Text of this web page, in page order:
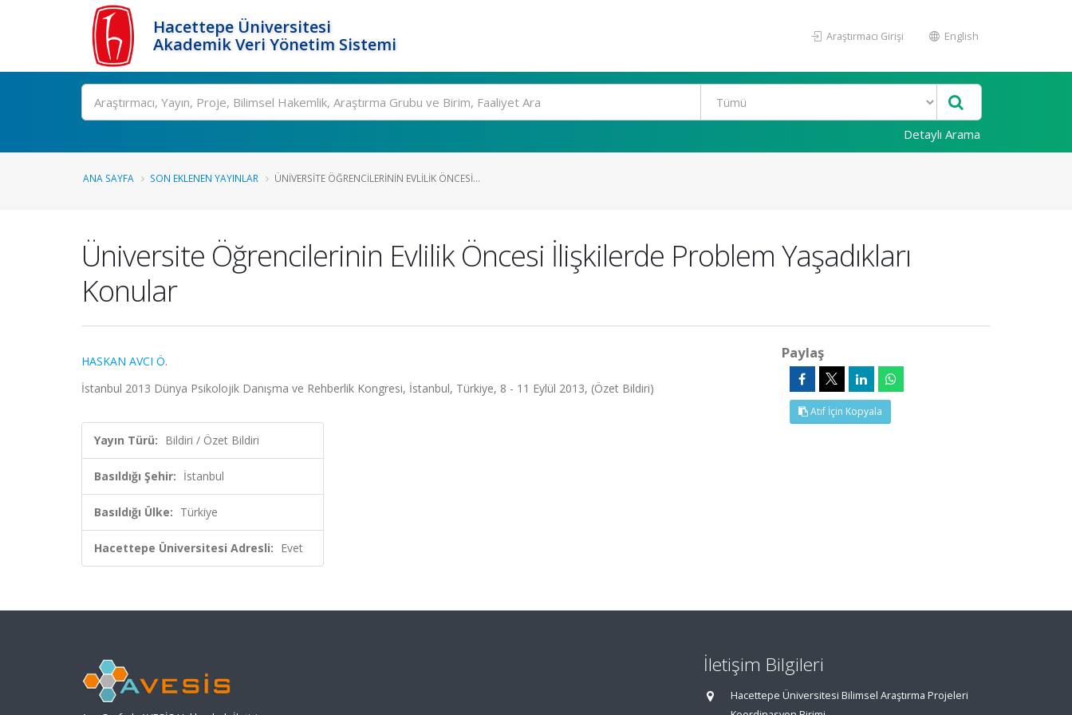
Hacettepe Üniversitesi
Akademik Veri Yönetim Sistemi
Araştırmacı Girişi English
Ara
Detaylı Arama
ANA SAYFA SON EKLENEN YAYINLAR ÜNIVERSITE ÖĞRENCILERININ EVLILIK ÖNCESI...
Üniversite Öğrencilerinin Evlilik Öncesi İlişkilerde Problem Yaşadıkları
Konular
HASKAN AVCI Ö.
İstanbul 2013 Dünya Psikolojik Danışma ve Rehberlik Kongresi, İstanbul, Türkiye, 8 - 11 Eylül 2013, (Özet Bildiri)
Yayın Türü: Bildiri / Özet Bildiri
Basıldığı Şehir: İstanbul
Basıldığı Ülke: Türkiye
Hacettepe Üniversitesi Adresli: Evet
Paylaş
Atıf İçin Kopyala
İletişim Bilgileri
Hacettepe Üniversitesi Bilimsel Araştırma Projeleri